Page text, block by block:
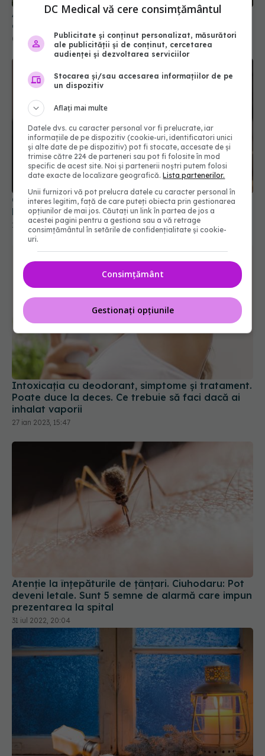
Alergiile de primăvară. Patru POMI care le
declanșează
09 mai 2022, 22:22
Cum se poate trata alergia la ambrozie. Medic:
Efectele se văd încă din primul sezon
16 mai 2022, 17:13
Intoxicația cu deodorant, simptome și tratament.
Poate duce la deces. Ce trebuie să faci dacă ai
inhalat vaporii
27 ian 2023, 15:47
Atenție la înțepăturile de țânțari. Ciuhodaru: Pot
deveni letale. Sunt 5 semne de alarmă care impun
prezentarea la spital
31 iul 2022, 20:04
DC Medical vă cere consimțământul
Publicitate și conținut personalizat, măsurători
ale publicității și de conținut, cercetarea
audienței și dezvoltarea serviciilor
Stocarea și/sau accesarea informațiilor de pe
un dispozitiv
Aflați mai multe
Datele dvs. cu caracter personal vor fi prelucrate, iar
informațiile de pe dispozitiv (cookie-uri, identificatori unici
și alte date de pe dispozitiv) pot fi stocate, accesate de și
trimise către 224 de parteneri sau pot fi folosite în mod
specific de acest site. Noi și partenerii noștri putem folosi
date exacte de localizare geografică.Lista partenerilor.
Unii furnizori vă pot prelucra datele cu caracter personal în
interes legitim, față de care puteți obiecta prin gestionarea
opțiunilor de mai jos. Căutați un link în partea de jos a
acestei pagini pentru a gestiona sau a vă retrage
consimțământul în setările de confidențialitate și cookie-
uri.
Consimțământ
Gestionați opțiunile